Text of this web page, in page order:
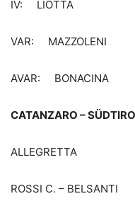
IV: LIOTTA
VAR: MAZZOLENI
AVAR: BONACINA
CATANZARO – S
ALLEGRETTA
ROSSI C. – BELSANTI